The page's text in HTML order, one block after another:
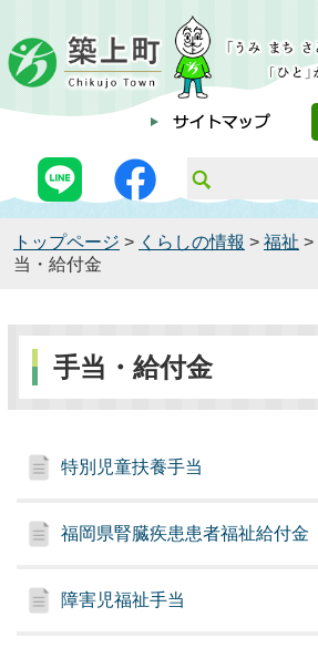
トップページ > くらしの情報 > 福祉 >
当・給付金
手当・給付金
特別児童扶養手当
福岡県腎臓疾患患者福祉給付金
障害児福祉手当